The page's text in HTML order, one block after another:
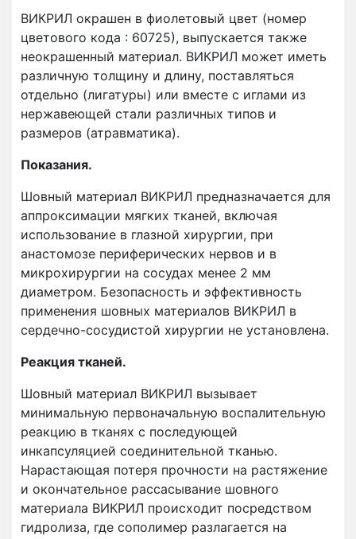
ВИКРИЛ окрашен в фиолетовый цвет (номер
цветового кода : 60725), выпускается также
неокрашенный материал. ВИКРИЛ может иметь
различную толщину и длину, поставляться
отдельно (лигатуры) или вместе с иглами из
нержавеющей стали различных типов и
размеров (атравматика).
Показания.
Шовный материал ВИКРИЛ предназначается для
аппроксимации мягких тканей, включая
использование в глазной хирургии, при
анастомозе периферических нервов и в
микрохирургии на сосудах менее 2 мм
диаметром. Безопасность и эффективность
применения шовных материалов ВИКРИЛ в
сердечно-сосудистой хирургии не установлена.
Реакция тканей.
Шовный материал ВИКРИЛ вызывает
минимальную первоначальную воспалительную
реакцию в тканях с последующей
инкапсуляцией соединительной тканью.
Нарастающая потеря прочности на растяжение
и окончательное рассасывание шовного
материала ВИКРИЛ происходит посредством
гидролиза, где сополимер разлагается на